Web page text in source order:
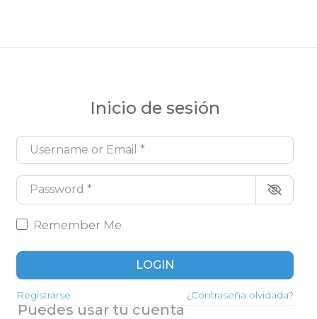
Inicio de sesión
Username or Email*
Password*
Remember Me
LOGIN
Registrarse ¿Contraseña olvidada?
Puedes usar tu cuenta